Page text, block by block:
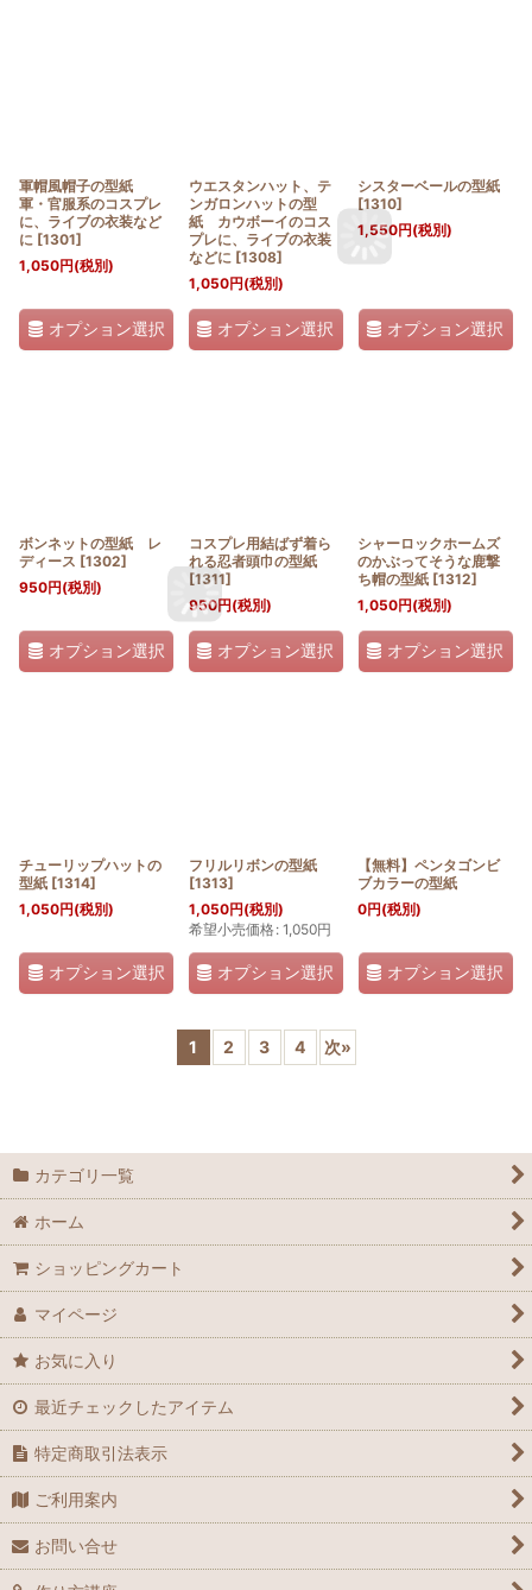
軍帽風帽子の型紙
軍・官服系のコスプレ
に、ライブの衣装など
に [1301]
1,050円(税別)
オプション選択
ウエスタンハット、テ
ンガロンハットの型
紙 カウボーイのコス
プレに、ライブの衣装
などに [1308]
1,050円(税別)
オプション選択
シスターベールの型紙
[1310]
1,550円(税別)
オプション選択
ボンネットの型紙 レ
ディース [1302]
950円(税別)
オプション選択
コスプレ用結ばず着ら
れる忍者頭巾の型紙
[1311]
950円(税別)
オプション選択
シャーロックホームズ
のかぶってそうな鹿撃
ち帽の型紙 [1312]
1,050円(税別)
オプション選択
チューリップハットの
型紙 [1314]
1,050円(税別)
オプション選択
フリルリボンの型紙
[1313]
1,050円(税別)
希望小売価格: 1,050円
オプション選択
【無料】ペンタゴンビ
ブカラーの型紙
0円(税別)
オプション選択
1 2 3 4 次»
カテゴリ一覧
ホーム
ショッピングカート
マイページ
お気に入り
最近チェックしたアイテム
特定商取引法表示
ご利用案内
お問い合せ